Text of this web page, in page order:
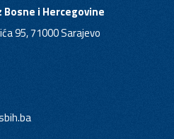
i Hercegovine
95, 71000 Sarajevo